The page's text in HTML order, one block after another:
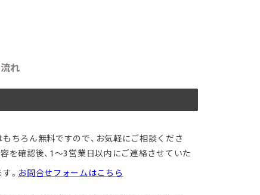
れ
もちろん無料ですので、お気軽にご相談くださ
容を確認後、1〜3営業日以内にご連絡させていた
。 お問合せフォームはこちら